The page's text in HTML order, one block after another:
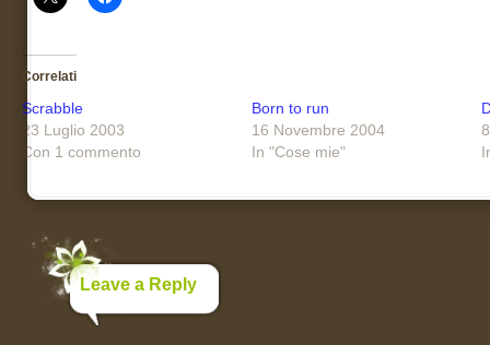
Correlati
Scrabble
23 Luglio 2003
Con 1 commento
Born to run
16 Novembre 2004
In "Cose mie"
Leave a Reply